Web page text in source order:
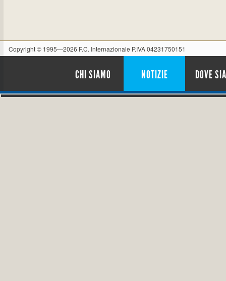
Copyright © 1995—2026 F.C. Internazionale P.IVA 04231750151
CHI SIAMO NOTIZIE DOVE